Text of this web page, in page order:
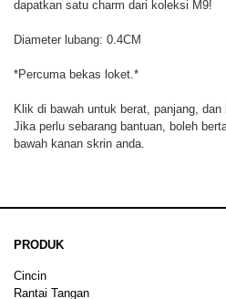
dapatkan satu charm dari koleksi M9!
Diameter lubang: 0.4CM
*Percuma bekas loket.*
Klik di bawah untuk berat, panjang, dan
Jika perlu sebarang bantuan, boleh
bawah kanan skrin anda.
PRODUK
Cincin
Rantai Tangan